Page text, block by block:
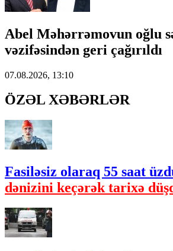
Abel Məhərrəmovun oğlu
vəzifəsindən geri çağırıldı
07.08.2026, 13:10
ÖZƏL XƏBƏRLƏR
Fasiləsiz olaraq 55 saat
dənizini keçərək tarixə